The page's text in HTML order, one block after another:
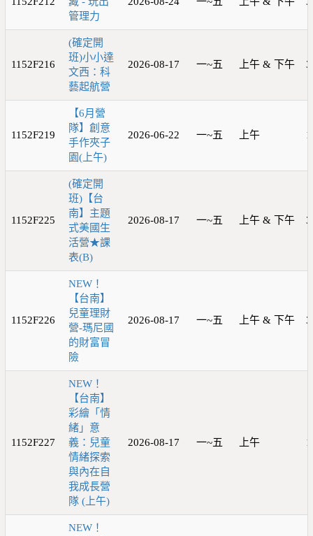
管理力
1152F216
(確定開
班)小小達
文西：科
藝起航營
2026-08-17 一~五 上午 & 下午
1152F219
【6月營
隊】創意
手作夾子
園(上午)
2026-06-22 一~五 上午
1152F225
(確定開
班)【台
南】主題
式美國生
活營★課
表(B)
2026-08-17 一~五 上午 & 下午
1152F226
NEW！
【台南】
兒童理財
營-瑪尼國
的財富冒
險
2026-08-17 一~五 上午 & 下午
1152F227
NEW！
【台南】
彩繪「情
緒」意
義：兒童
情緒探索
與內在自
我成長營
隊 (上午)
2026-08-17 一~五 上午
NEW！